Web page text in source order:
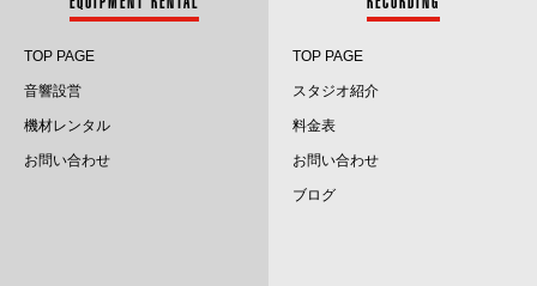
2024.2
2023.12
2023.11
TOP PAGE
音響設営
機材レンタル
お問い合わせ
TOP PAGE
スタジオ紹介
料金表
お問い合わせ
ブログ